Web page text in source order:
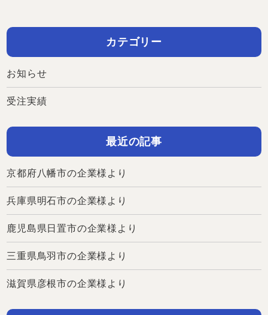
カテゴリー
お知らせ
受注実績
最近の記事
京都府八幡市の企業様より
兵庫県明石市の企業様より
鹿児島県日置市の企業様より
三重県鳥羽市の企業様より
滋賀県彦根市の企業様より